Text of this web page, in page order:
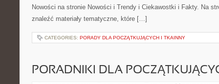
Nowości na stronie Nowości i Trendy i Ciekawostki i Fakty. Na
znaleźć materiały tematyczne, które […]
CATEGORIES: PORADY DLA POCZĄTKUJĄCYCH I TKAINNY
PORADNIKI DLA